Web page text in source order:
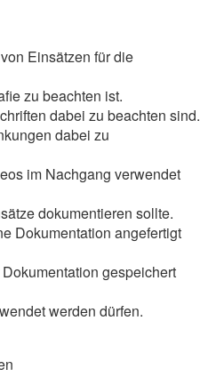
Einsätzen für die
zu beachten ist.
dabei zu beachten sind.
dabei zu
im Nachgang verwendet
dokumentieren sollte.
Dokumentation angefertigt
gespeichert
werden dürfen.